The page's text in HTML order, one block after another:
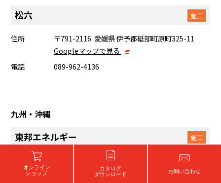
オンライン
ショップ
カタログ
ダウンロード
お問い合わせ
松六 施工
住所
〒791-2116 愛媛県 伊予郡砥部町原町325-11
Googleマップで見る
電話
089-962-4136
九州・沖縄
東邦エネルギー 施工
〒834-0067 福岡県 八女市龍ヶ原232-3
Googleマップで見る